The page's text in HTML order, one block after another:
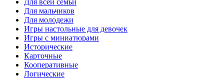
Для мальчиков
Для молодежи
Игры настольные для девочек
Игры с миниатюрами
Исторические
Карточные
Кооперативные
Логические